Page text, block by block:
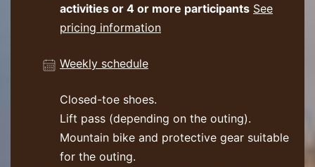
activities or 4 or more participants See
pricing information
Weekly schedule
Closed-toe shoes.
Lift pass (depending on the outing).
Mountain bike and protective gear suitable
for the outing.